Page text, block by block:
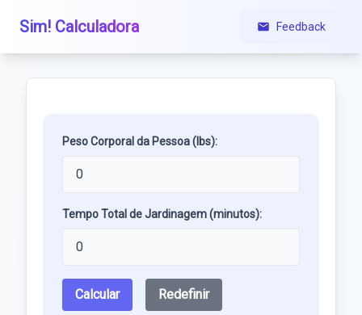
Sim! Calculadora Feedback
Peso Corporal da Pessoa (lbs):
Tempo Total de Jardinagem (minutos):
Calcular Redefinir